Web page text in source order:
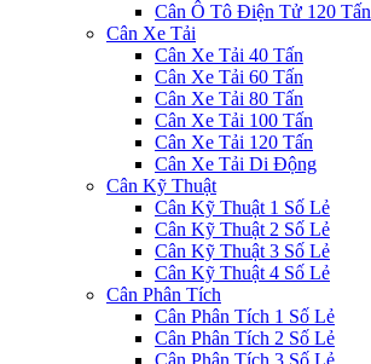
Cân Ô Tô Điện Tử 120 Tấn
Cân Xe Tải
Cân Xe Tải 40 Tấn
Cân Xe Tải 60 Tấn
Cân Xe Tải 80 Tấn
Cân Xe Tải 100 Tấn
Cân Xe Tải 120 Tấn
Cân Xe Tải Di Động
Cân Kỹ Thuật
Cân Kỹ Thuật 1 Số Lẻ
Cân Kỹ Thuật 2 Số Lẻ
Cân Kỹ Thuật 3 Số Lẻ
Cân Kỹ Thuật 4 Số Lẻ
Cân Phân Tích
Cân Phân Tích 1 Số Lẻ
Cân Phân Tích 2 Số Lẻ
Cân Phân Tích 3 Số Lẻ